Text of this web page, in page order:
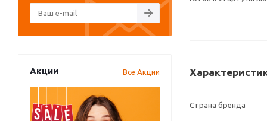
Страна бренда
Акции Все Акции